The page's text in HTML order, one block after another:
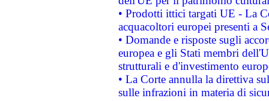
• Prodotti ittici targati UE - La
acquacoltori europei presenti a
• Domande e risposte sugli
europea e gli Stati membri
strutturali e d'investimento
• La Corte annulla la direttiva
sulle infrazioni in materia di